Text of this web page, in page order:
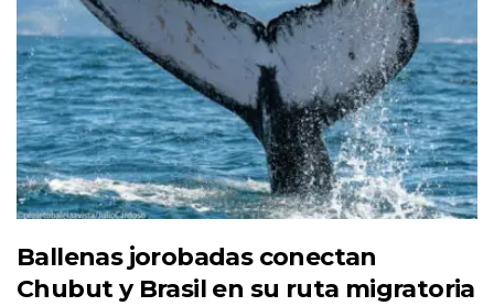
Ballenas jorobadas conectan
Chubut y Brasil en su ruta migratoria